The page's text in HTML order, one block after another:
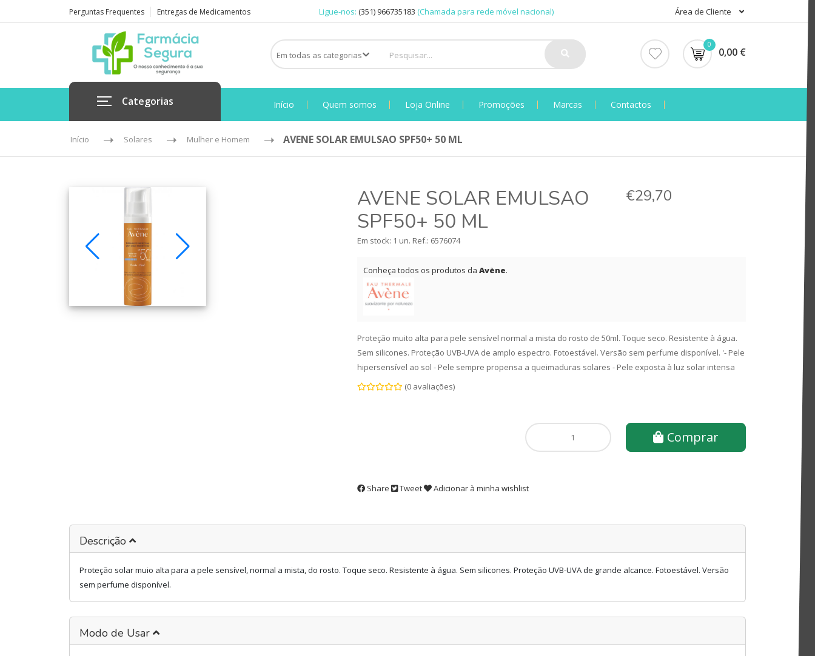
Perguntas Frequentes Entregas de Medicamentos Ligue-nos: (351) 966735183 (Chamada para rede móvel nacional) Área de Cliente
0
0,00 €
Categorias Início Quem somos Loja Online Promoções Marcas Contactos
Início Solares Mulher e Homem AVENE SOLAR EMULSAO SPF50+ 50 ML
AVENE SOLAR EMULSAO
SPF50+ 50 ML
€29,70
Em stock: 1 un. Ref.: 6576074
Conheça todos os produtos da Avène.
Proteção muito alta para pele sensível normal a mista do rosto de 50ml. Toque seco. Resistente à água.
Sem silicones. Proteção UVB-UVA de amplo espectro. Fotoestável. Versão sem perfume disponível. '- Pele
hipersensível ao sol - Pele sempre propensa a queimaduras solares - Pele exposta à luz solar intensa
(0 avaliações)
Comprar
Share Tweet Adicionar à minha wishlist
Descrição
Proteção solar muio alta para a pele sensível, normal a mista, do rosto. Toque seco. Resistente à água. Sem silicones. Proteção UVB-UVA de grande alcance. Fotoestável. Versão
sem perfume disponível.
Modo de Usar